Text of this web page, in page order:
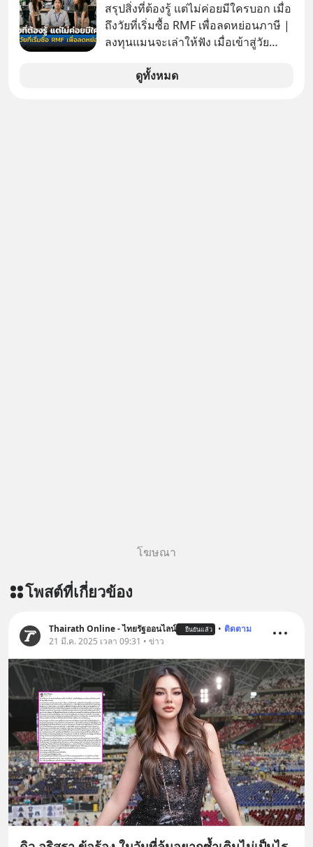
สรุปสิ่งที่ต้องรู้ แต่ไม่ค่อยมีใครบอก เมื่อ
ถึงวัยที่เริ่มซื้อ RMF เพื่อลดหย่อนภาษี |
ลงทุนแมนจะเล่าให้ฟัง เมื่อเข้าสู่วัย
ดูทั้งหมด
โฆษณา
โพสต์ที่เกี่ยวข้อง
Thairath Online - ไทยรัฐออนไลน์ ยืนยันแล้ว • ติดตาม
21 มี.ค. 2025 เวลา 09:31 • ข่าว